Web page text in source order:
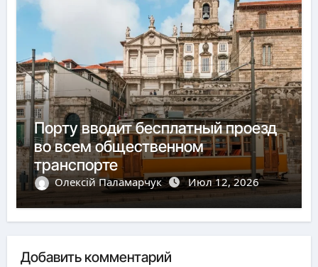
Порту вводит бесплатный проезд
во всем общественном
транспорте
Олексій Паламарчук Июл 12, 2026
Добавить комментарий